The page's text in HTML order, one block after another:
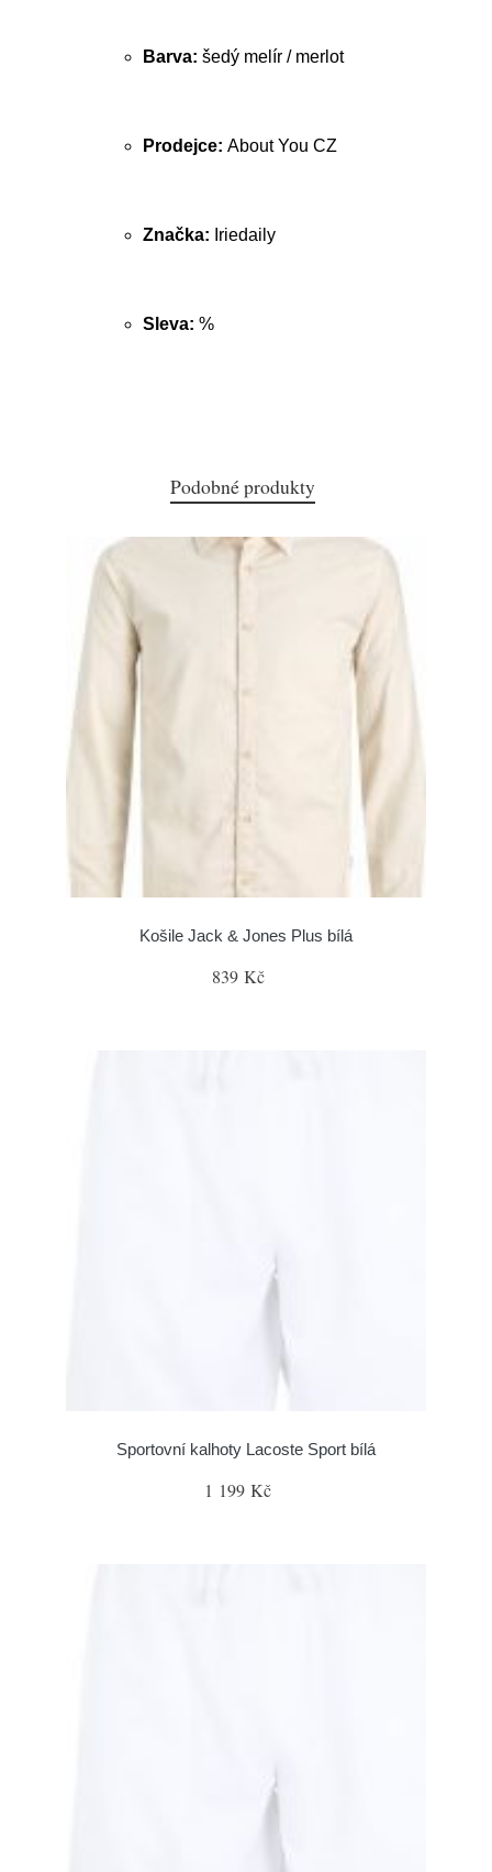
Barva: šedý melír / merlot
Prodejce: About You CZ
Značka: Iriedaily
Sleva: %
Podobné produkty
Košile Jack & Jones Plus bílá
839 Kč
Sportovní kalhoty Lacoste Sport bílá
1 199 Kč